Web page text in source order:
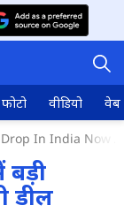
फोटो वीडियो वेब
In India Now
बड़ी
डील